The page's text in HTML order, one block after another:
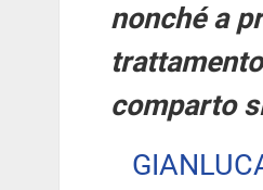
nonché a
comparto